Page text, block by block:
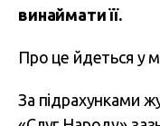
винаймати її.
Про це йдеться у
За підрахунками